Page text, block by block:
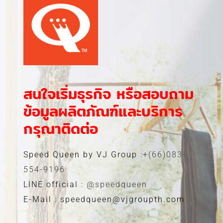
สนใจเริ่มธุรกิจ หรือสอบถาม
ข้อมูลผลิตภัณฑ์และบริการ
กรุณาติดต่อ
Speed Queen by VJ Group :+(66)083-
554-9196
LINE official : @speedqueen
E-Mail : speedqueen@vjgroupth.com